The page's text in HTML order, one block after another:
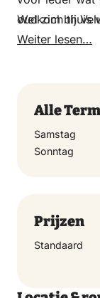
oud zich thuis
vakmanschap
Welkom bij
Weiter lesen…
Alle
Samstag
Sonntag
Prijzen
Standaard